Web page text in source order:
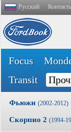
Русский
Focus
Transit
Фьюжн (2002-2012)
Скорпио 2 (1994-